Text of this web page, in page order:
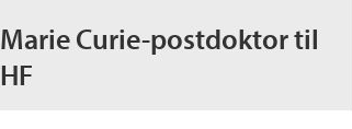
Marie Curie-postdoktor til
HF